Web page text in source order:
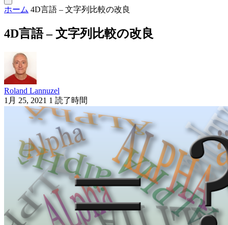
ホーム 4D言語 – 文字列比較の改良
4D言語 – 文字列比較の改良
Roland Lannuzel
1月 25, 2021 1 読了時間